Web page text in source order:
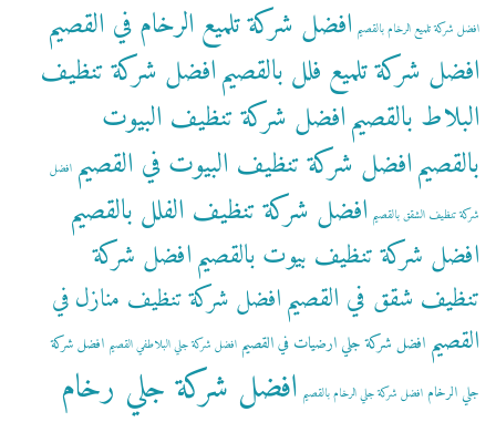
افضل شركة تلميع الرخام بالقصيم افضل شركة تلميع الرخام في القصيم
افضل شركة تلميع فلل بالقصيمافضل شركة تنظيف
البلاط بالقصيمافضل شركة تنظيف البيوت
بالقصيمافضل شركة تنظيف البيوت في القصيم افضل
شركة تنظيف الشقق بالقصيم افضل شركة تنظيف الفلل بالقصيم
افضل شركة تنظيف بيوت بالقصيمافضل شركة
تنظيف شقق في القصيمافضل شركة تنظيف منازل في
القصيم افضل شركة جلي ارضيات في القصيم افضل شركة جلي البلاطفي القصيم افضل شركة
جلي الرخام افضل شركة جلي الرخام بالقصيم افضل شركة جلي رخام